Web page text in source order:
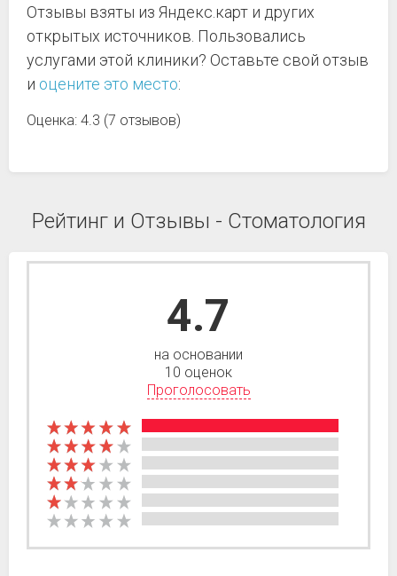
Отзывы взяты из Яндекс.карт и других
открытых источников. Пользовались
услугами этой клиники? Оставьте свой отзыв
и оцените это место:
Оценка: 4.3 (7 отзывов)
Рейтинг и Отзывы - Стоматология
4.7
на основании
10 оценок
Проголосовать